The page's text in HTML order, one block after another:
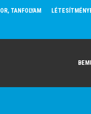
TANFOLYAM